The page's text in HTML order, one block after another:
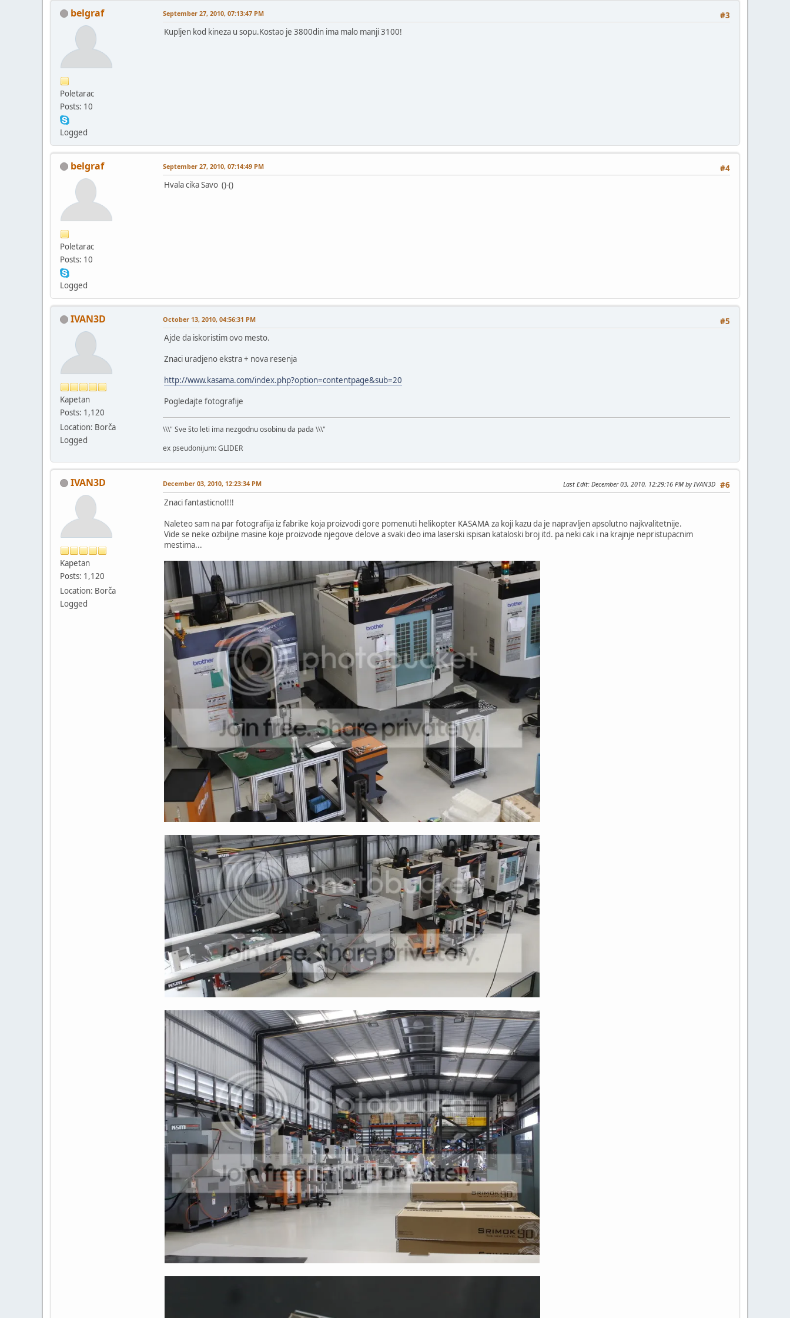
belgraf
Poletarac
Posts: 10
Logged
#3
September 27, 2010, 07:13:47 PM
Kupljen kod kineza u sopu.Kostao je 3800din ima malo manji 3100!
belgraf
Poletarac
Posts: 10
Logged
#4
September 27, 2010, 07:14:49 PM
Hvala cika Savo ()-()
IVAN3D
Kapetan
Posts: 1,120
Location: Borča
Logged
#5
October 13, 2010, 04:56:31 PM
Ajde da iskoristim ovo mesto.
Znaci uradjeno ekstra + nova resenja
http://www.kasama.com/index.php?option=contentpage&sub=20
Pogledajte fotografije
\\\" Sve što leti ima nezgodnu osobinu da pada \\\"
ex pseudonijum: GLIDER
IVAN3D
Kapetan
Posts: 1,120
Location: Borča
Logged
#6
December 03, 2010, 12:23:34 PM Last Edit: December 03, 2010, 12:29:16 PM by IVAN3D
Znaci fantasticno!!!!
Naleteo sam na par fotografija iz fabrike koja proizvodi gore pomenuti helikopter KASAMA za koji kazu da je napravljen apsolutno najkvalitetnije.
Vide se neke ozbiljne masine koje proizvode njegove delove a svaki deo ima laserski ispisan kataloski broj itd. pa neki cak i na krajnje nepristupacnim
mestima...